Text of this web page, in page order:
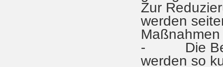
Zur
werden
- Die
werden so